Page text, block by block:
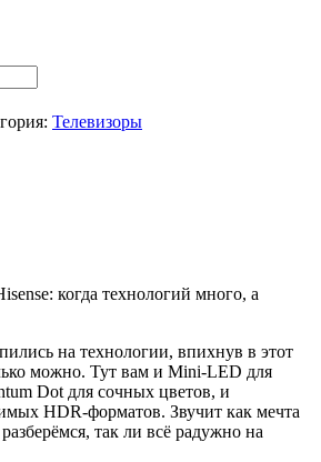
Телевизоры
когда технологий много, а
на технологии, впихнув в этот
можно. Тут вам и Mini-LED для
Dot для сочных цветов, и
HDR-форматов. Звучит как мечта
так ли всё радужно на